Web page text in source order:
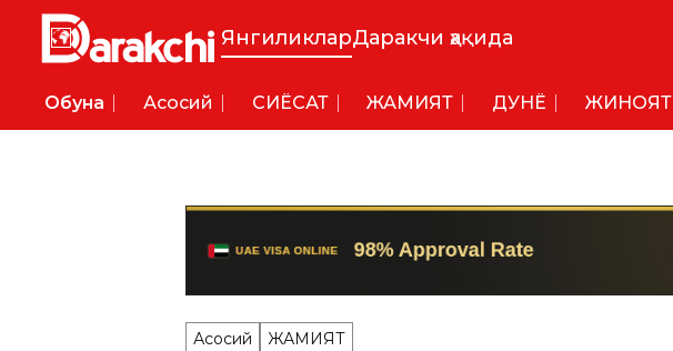
ЯнгиликларДаракчи ҳақида
Обуна Асосий СИËСАТ ЖАМИЯТ ДУНË ЖИНОЯТ
Асосий ЖАМИЯТ